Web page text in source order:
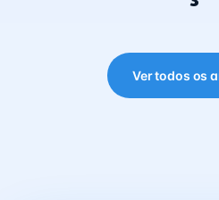
Ver todos os